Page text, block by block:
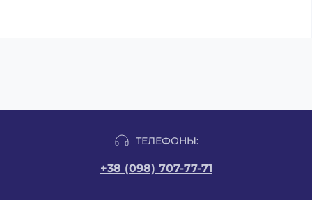
ТЕЛЕФОНЫ:
+38 (098) 707-77-71